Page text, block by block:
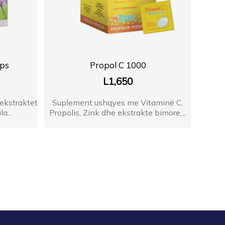
Propol C 1000
L1,650
Suplement ushqyes me Vitaminë C,
Propolis, Zink dhe ekstrakte bimore,...